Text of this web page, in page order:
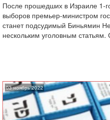
После прошедших в Израиле 1-
выборов премьер-министром
станет подсудимый Биньямин
нескольким уголовным
03 ноябрь 2022